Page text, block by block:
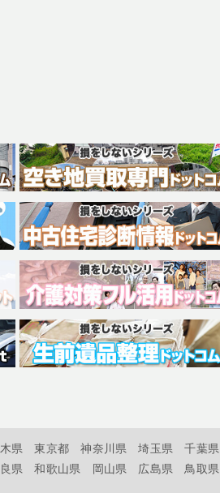
県 東京都 神奈川県 埼玉県 千葉県
県 和歌山県 岡山県 広島県 鳥取県